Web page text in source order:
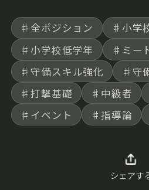
♯全ポジション
♯小学
♯小学校低学年
♯ミー
♯守備スキル強化
♯守
♯打撃基礎
♯中級者
♯イベント
♯指導論
シェアす